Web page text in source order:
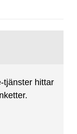
tjänster hittar